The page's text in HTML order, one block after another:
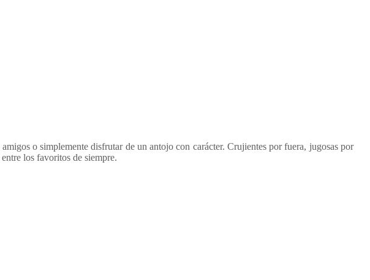
o simplemente disfrutar de un antojo con carácter. Crujientes por fuera, jugosas por
los favoritos de siempre.